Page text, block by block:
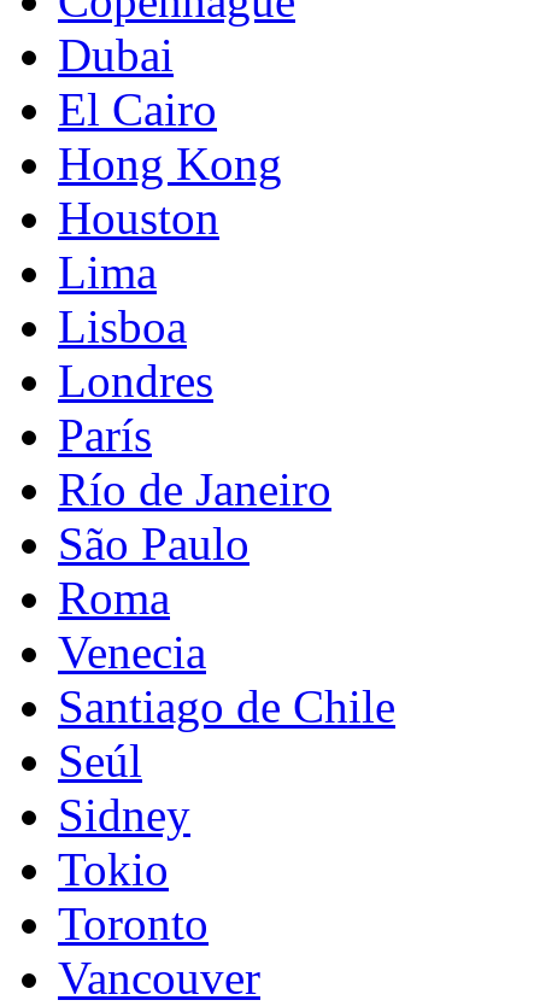
Dubai
El Cairo
Hong Kong
Houston
Lima
Lisboa
Londres
París
Río de Janeiro
São Paulo
Roma
Venecia
Santiago de Chile
Seúl
Sidney
Tokio
Toronto
Vancouver